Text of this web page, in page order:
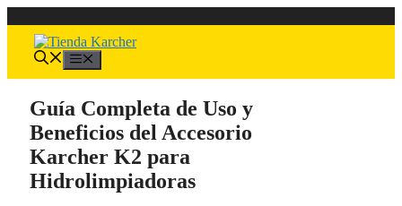
al
contenido
Guía Completa de Uso y
Beneficios del Accesorio
Karcher K2 para
Hidrolimpiadoras